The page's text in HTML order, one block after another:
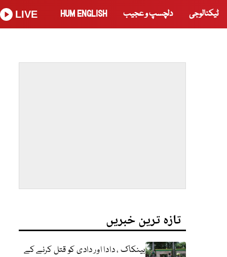
ٹیکنالوجی دلچسپ و عجیب HUM ENGLISH
LIVE
تازہ ترین خبریں
بینکاک ، دادا اور دادی کو قتل کرنے کے